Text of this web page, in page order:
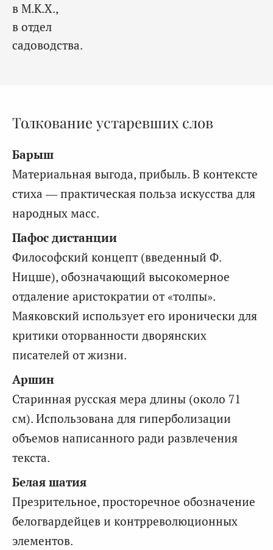
в М.К.Х.,
в отдел
садоводства.
Толкование устаревших слов
Барыш
Материальная выгода, прибыль. В контексте
стиха — практическая польза искусства для
народных масс.
Пафос дистанции
Философский концепт (введенный Ф.
Ницше), обозначающий высокомерное
отдаление аристократии от «толпы».
Маяковский использует его иронически для
критики оторванности дворянских
писателей от жизни.
Аршин
Старинная русская мера длины (около 71
см). Использована для гиперболизации
объемов написанного ради развлечения
текста.
Белая шатия
Презрительное, просторечное обозначение
белогвардейцев и контрреволюционных
элементов.